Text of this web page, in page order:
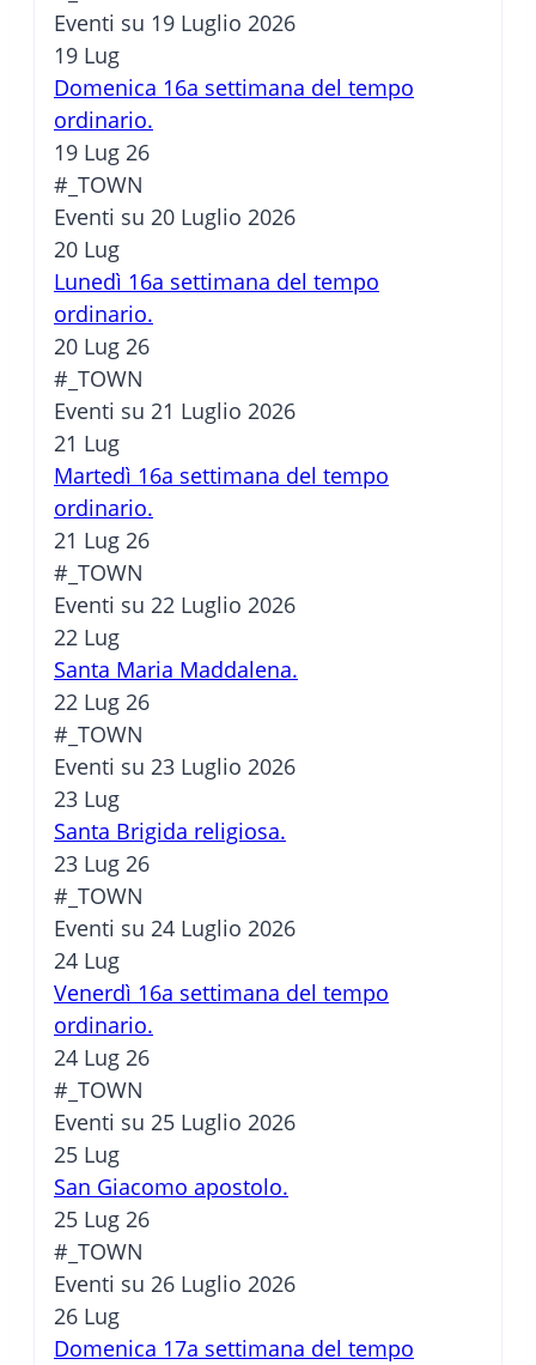
Eventi su 19 Luglio 2026
19 Lug
Domenica 16a settimana del tempo
ordinario.
19 Lug 26
#_TOWN
Eventi su 20 Luglio 2026
20 Lug
Lunedì 16a settimana del tempo
ordinario.
20 Lug 26
#_TOWN
Eventi su 21 Luglio 2026
21 Lug
Martedì 16a settimana del tempo
ordinario.
21 Lug 26
#_TOWN
Eventi su 22 Luglio 2026
22 Lug
Santa Maria Maddalena.
22 Lug 26
#_TOWN
Eventi su 23 Luglio 2026
23 Lug
Santa Brigida religiosa.
23 Lug 26
#_TOWN
Eventi su 24 Luglio 2026
24 Lug
Venerdì 16a settimana del tempo
ordinario.
24 Lug 26
#_TOWN
Eventi su 25 Luglio 2026
25 Lug
San Giacomo apostolo.
25 Lug 26
#_TOWN
Eventi su 26 Luglio 2026
26 Lug
Domenica 17a settimana del tempo